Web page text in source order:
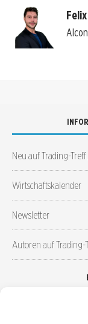
Neu auf Trading-
Wirtschaftskalender
Newsletter
Autoren auf Trading-